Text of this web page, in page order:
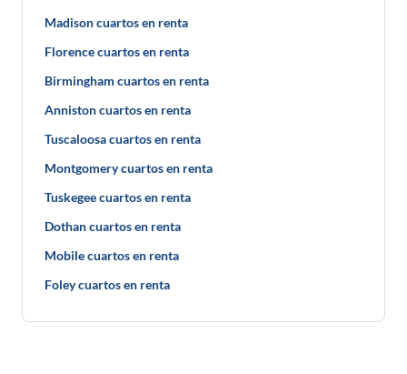
Madison cuartos en renta
Florence cuartos en renta
Birmingham cuartos en renta
Anniston cuartos en renta
Tuscaloosa cuartos en renta
Montgomery cuartos en renta
Tuskegee cuartos en renta
Dothan cuartos en renta
Mobile cuartos en renta
Foley cuartos en renta